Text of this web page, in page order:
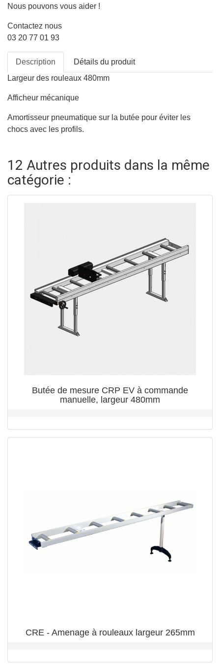
Nous pouvons vous aider !
Contactez nous
03 20 77 01 93
Description
Détails du produit
Largeur des rouleaux 480mm
Afficheur mécanique
Amortisseur pneumatique sur la butée pour éviter les
chocs avec les profils.
12 Autres produits dans la même
catégorie :
Butée de mesure CRP EV à commande
manuelle, largeur 480mm
CRE - Amenage à rouleaux largeur 265mm